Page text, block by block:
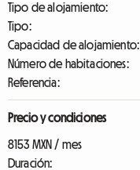
Tipo de alojamiento:
Tipo:
Capacidad de alojamiento:
Número de habitaciones:
Referencia:
Precio y condiciones
8153 MXN / mes
Duración: